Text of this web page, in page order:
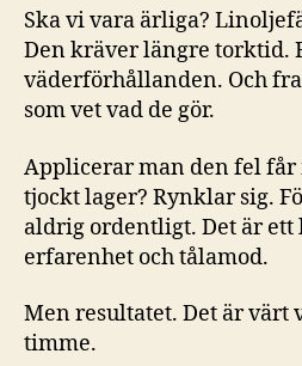
Ska vi vara ärliga?
Den kräver längre torktid.
väderförhållanden. Och
som vet vad de gör.
Applicerar man den fel får
tjockt lager? Rynklar sig.
aldrig ordentligt. Det är
erfarenhet och tålamod.
Men resultatet. Det är värt
timme.